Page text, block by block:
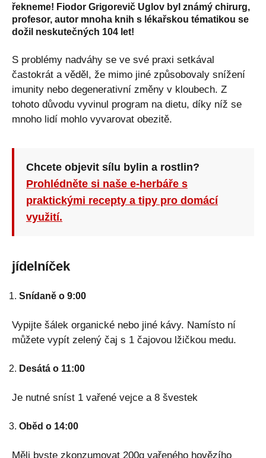
řekneme! Fiodor Grigorevič Uglov byl známý chirurg,
profesor, autor mnoha knih s lékařskou tématikou se
dožil neskutečných 104 let!
S problémy nadváhy se ve své praxi setkával
častokrát a věděl, že mimo jiné způsobovaly snížení
imunity nebo degenerativní změny v kloubech. Z
tohoto důvodu vyvinul program na dietu, díky níž se
mnoho lidí mohlo vyvarovat obezitě.
Chcete objevit sílu bylin a rostlin?
Prohlédněte si naše e-herbáře s
praktickými recepty a tipy pro domácí
využití.
jídelníček
Snídaně o 9:00
Vypijte šálek organické nebo jiné kávy. Namísto ní
můžete vypít zelený čaj s 1 čajovou lžičkou medu.
Desátá o 11:00
Je nutné sníst 1 vařené vejce a 8 švestek
Oběd o 14:00
Měli byste zkonzumovat 200g vařeného hovězího